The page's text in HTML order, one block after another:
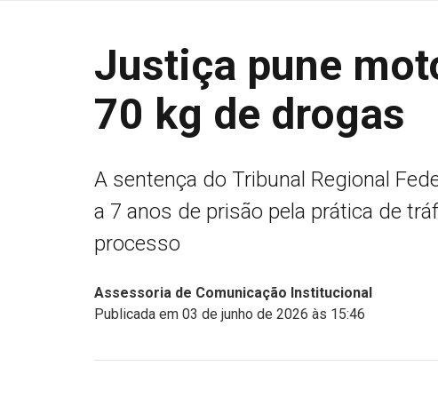
Justiça pune
70 kg de drogas
A sentença do Tribunal Regional
a 7 anos de prisão pela prática de
processo
Assessoria de Comunicação Institucional
Publicada em 03 de junho de 2026 às 15:46